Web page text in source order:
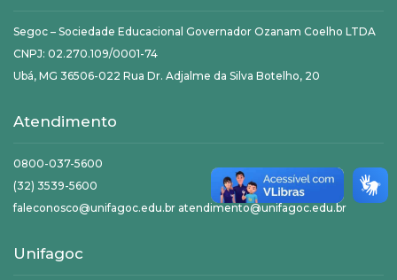
Segoc – Sociedade Educacional Governador Ozanam Coelho LTDA
CNPJ: 02.270.109/0001-74
Ubá, MG 36506-022 Rua Dr. Adjalme da Silva Botelho, 20
Atendimento
0800-037-5600
(32) 3539-5600
faleconosco@unifagoc.edu.br atendimento@unifagoc.edu.br
Unifagoc